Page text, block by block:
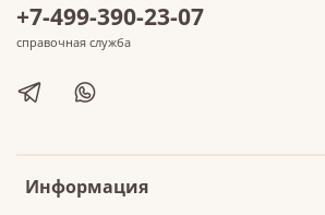
Информация
+7-499-390-23-07
справочная служба